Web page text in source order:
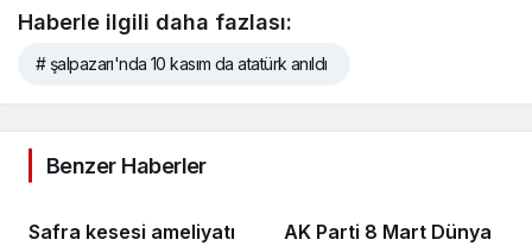
Haberle ilgili daha fazlası:
# şalpazarı'nda 10 kasım da atatürk anıldı
Benzer Haberler
Safra kesesi ameliyatı
AK Parti 8 Mart Dünya